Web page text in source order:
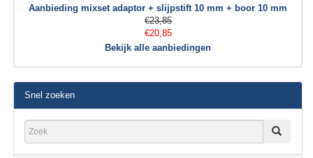
Aanbieding mixset adaptor + slijpstift 10 mm + boor 10 mm
€23,85
€20,85
Bekijk alle aanbiedingen
Snel zoeken